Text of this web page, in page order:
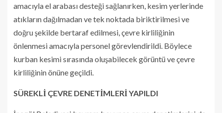
amacıyla el arabası desteği sağlanırken, kesim yerlerinde
atıkların dağılmadan ve tek noktada biriktirilmesi ve
doğru şekilde bertaraf edilmesi, çevre kirliliğinin
önlenmesi amacıyla personel görevlendirildi. Böylece
kurban kesimi sırasında oluşabilecek görüntü ve çevre
kirliliğinin önüne geçildi.
SÜREKLİ ÇEVRE DENETİMLERİ YAPILDI